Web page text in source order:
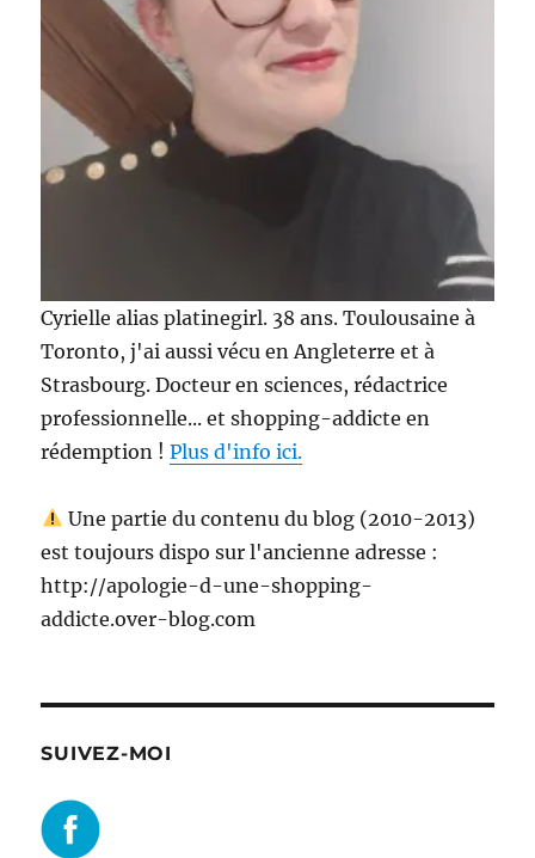
Cyrielle alias platinegirl. 38 ans. Toulousaine à
Toronto, j'ai aussi vécu en Angleterre et à
Strasbourg. Docteur en sciences, rédactrice
professionnelle... et shopping-addicte en
rédemption !Plus d'info ici.
Une partie du contenu du blog (2010-2013)
est toujours dispo sur l'ancienne adresse :
http://apologie-d-une-shopping-
addicte.over-blog.com
SUIVEZ-MOI